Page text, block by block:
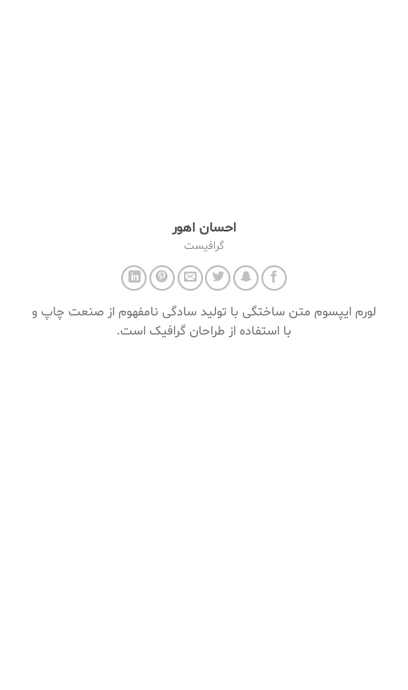
احسان اهور
گرافیست
لورم ایپسوم متن ساختگی با تولید سادگی نامفهوم از صنعت چاپ و
با استفاده از طراحان گرافیک است.